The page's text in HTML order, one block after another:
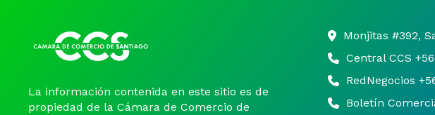
La información contenida en este sitio es de
propiedad de la Cámara de Comercio de
Monjitas #392,
Central CCS
RedNegocios
Boletín